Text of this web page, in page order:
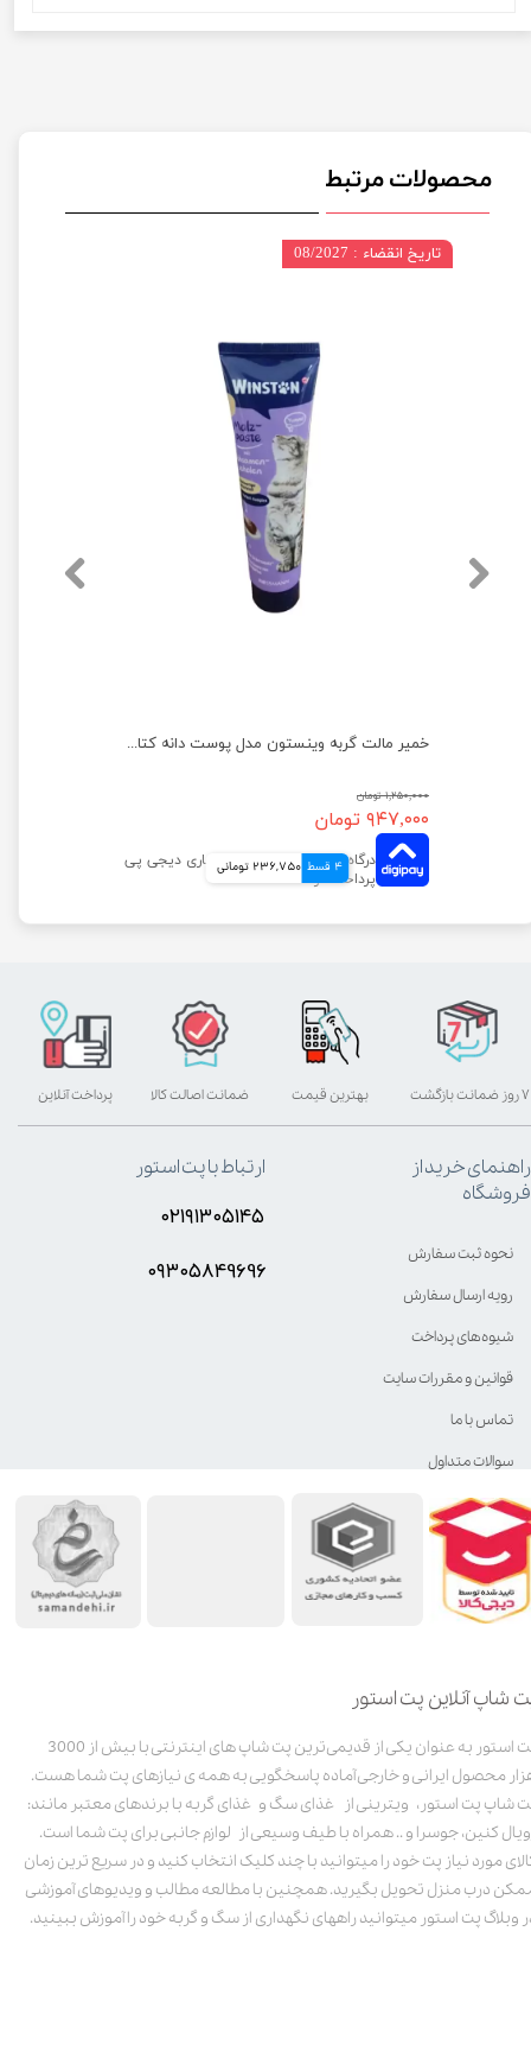
محصولات مرتبط
خمیر مالت گربه وینستون مدل پوست دانه کتان وزن 100 گرم
۱,۲۵۰,۰۰۰ تومان
۹۴۷,۰۰۰ تومان
4 قسط 236,750 تومانی
تاریخ انقضاء : 08/2027
شاپ آنلاین پت استور
پت استور به عنوان یکی از قدیمی‌ترین پت شاپ های اینترنتی با بیش از 3000
محصول ایرانی و خارجی آماده پاسخگویی به همه ی نیازهای پت شما هست.
شاپ پت استور، ویترینی از غذای سگ و غذای گربه با برندهای معتبر مانند:
کنین، جوسرا و .. همراه با طیف وسیعی از لوازم جانبی برای پت شما است.
مورد نیاز پت خود را میتوانید با چند کلیک انتخاب کنید و در سریع ترین زمان
درب منزل تحویل بگیرید. همچنین با مطالعه مطالب و ویدیوهای آموزشی
وبلاگ پت استور میتوانید راههای نگهداری از سگ و گربه خود را آموزش ببینید.
بهترین قیمت پرداخت آنلاین ۷ روز ضمانت بازگشت ضمانت اصالت کالا
راهنمای خرید از
فروشگاه
نحوه ثبت سفارش
رویه ارسال سفارش
شیوه‌های پرداخت
قوانین و مقررات سایت
تماس با ما
سوالات متداول
ارتباط با پت استور
۰۲۱۹۱۳۰۵۱۴۵
۰۹۳۰۵8۴9696